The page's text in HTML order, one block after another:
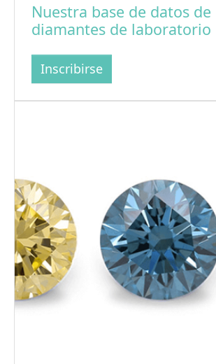
Nuestra base de datos de
diamantes de laboratorio
Inscribirse